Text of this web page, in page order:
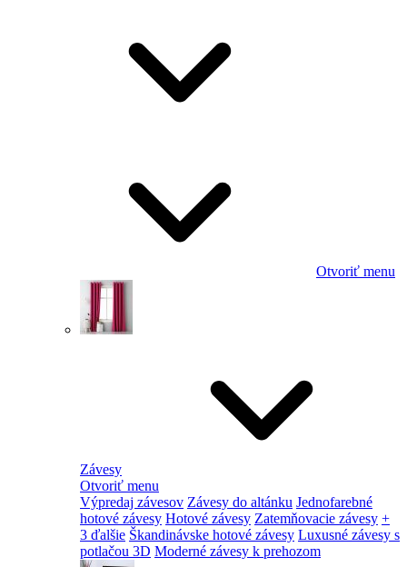
Otvoriť menu
Závesy
Otvoriť menu
Výpredaj závesov Závesy do altánku Jednofarebné
hotové závesy Hotové závesy Zatemňovacie závesy +
3 ďalšie Škandinávske hotové závesy Luxusné závesy s
potlačou 3D Moderné závesy k prehozom